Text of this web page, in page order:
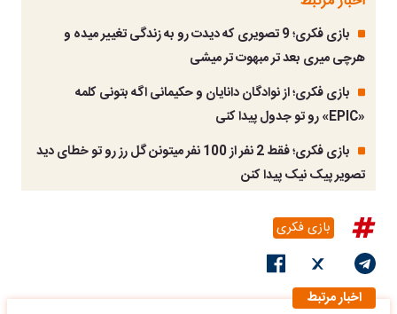
بازی فکری؛ 9 تصویری که دیدت رو به زندگی تغییر میده و
هرچی میری بعد تر مبهوت تر میشی
بازی فکری؛ از نوادگان دانایان و حکیمانی اگه بتونی کلمه
«EPIC» رو تو جدول پیدا کنی
بازی فکری؛ فقط 2 نفر از 100 نفر میتونن گل رز رو تو خطای دید
تصویر پیک نیک پیدا کنن
بازی فکری
اخبار مرتبط